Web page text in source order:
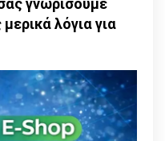
γνωρίσουμε
λόγια για